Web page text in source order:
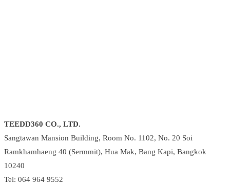
TEEDD360 CO., LTD.
Sangtawan Mansion Building, Room No. 1102, No. 20 Soi
Ramkhamhaeng 40 (Sermmit), Hua Mak, Bang Kapi, Bangkok
10240
Tel: 064 964 9552